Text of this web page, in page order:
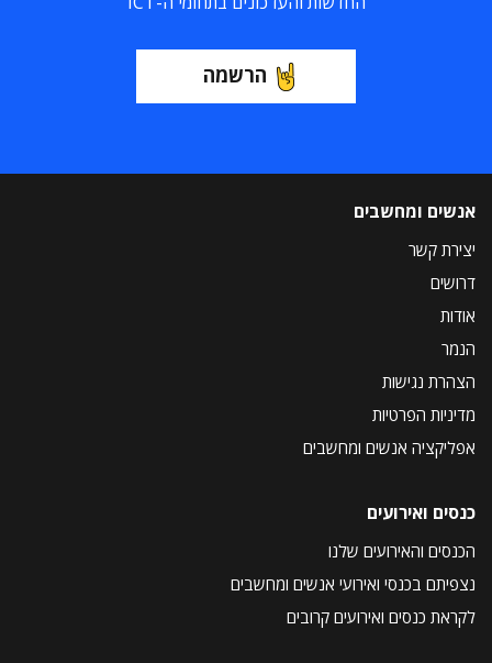
הרשמה
אנשים ומחשבים
יצירת קשר
דרושים
אודות
הנמר
הצהרת נגישות
מדיניות הפרטיות
אפליקציה אנשים ומחשבים
כנסים ואירועים
הכנסים והאירועים שלנו
נצפיתם בכנסי ואירועי אנשים ומחשבים
לקראת כנסים ואירועים קרובים